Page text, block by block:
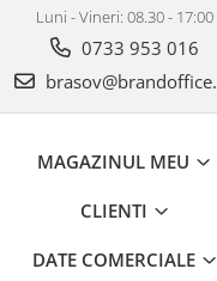
pentru birou
Luni - Vineri: 08.30 - 17:00
0733 953 016
MAGAZINUL MEU
CLIENTI
DATE COMERCIALE